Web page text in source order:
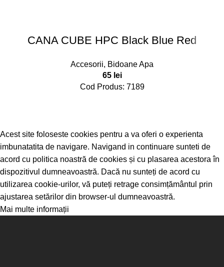
CANA CUBE HPC Black Blue Red
Accesorii, Bidoane Apa
65 lei
Cod Produs: 7189
Acest site foloseste cookies pentru a va oferi o experienta
imbunatatita de navigare. Navigand in continuare sunteti de
acord cu politica noastră de cookies și cu plasarea acestora în
dispozitivul dumneavoastră. Dacă nu sunteți de acord cu
utilizarea cookie-urilor, vă puteți retrage consimțământul prin
ajustarea setărilor din browser-ul dumneavoastră.
Mai multe informații